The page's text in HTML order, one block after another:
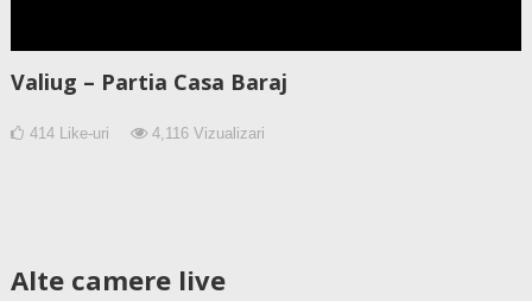
Valiug – Partia Casa Baraj
414 Like-uri 4,116Vizualizari
Alte camere live